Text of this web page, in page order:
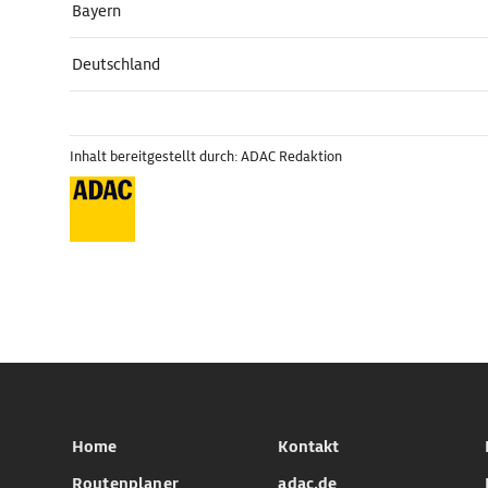
Bayern
Deutschland
Inhalt bereitgestellt durch: ADAC Redaktion
Home
Routenplaner
Kontakt
adac.de